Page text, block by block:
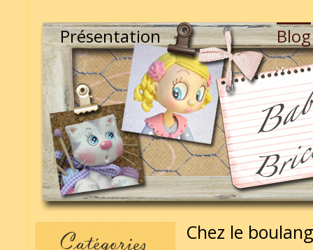
Présentation Blog
Chez le